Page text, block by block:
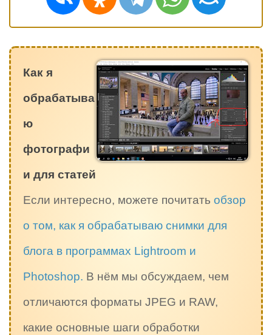
Как я
обрабатыва
ю
фотографи
и для статей
Если интересно, можете почитать обзор
о том, как я обрабатываю снимки для
блога в программах Lightroom и
Photoshop. В нём мы обсуждаем, чем
отличаются форматы JPEG и RAW,
какие основные шаги обработки